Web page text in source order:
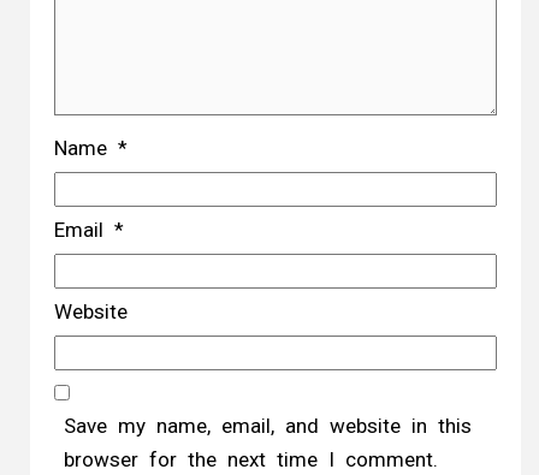
Name *
Email *
Website
Save my name, email, and website in this
browser for the next time I comment.